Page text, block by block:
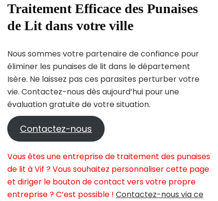
Traitement Efficace des Punaises
de Lit dans votre ville
Nous sommes votre partenaire de confiance pour
éliminer les punaises de lit dans le département
Isère. Ne laissez pas ces parasites perturber votre
vie. Contactez-nous dès aujourd’hui pour une
évaluation gratuite de votre situation.
Contactez-nous
Vous êtes une entreprise de traitement des punaises
de lit à Vif ? Vous souhaitez personnaliser cette page
et diriger le bouton de contact vers votre propre
entreprise ? C’est possible ! Contactez-nous via ce